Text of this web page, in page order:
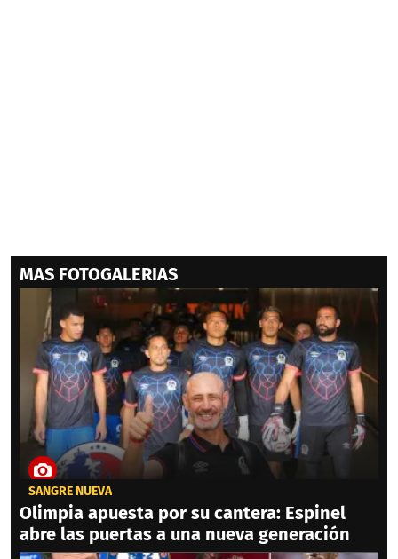
MAS FOTOGALERIAS
SANGRE NUEVA
Olimpia apuesta por su cantera: Espinel
abre las puertas a una nueva generación